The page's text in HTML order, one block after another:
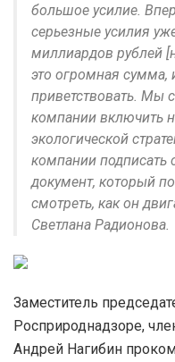
большое усилие.
серьезные усилия
миллиардов рублей
это огромная
приветствовать. Мы
компании включить
экологической
компании подписать
документ, который
смотреть, как он
Светлана Радионова.
Заместитель
Росприроднадзоре,
Андрей Нагибин